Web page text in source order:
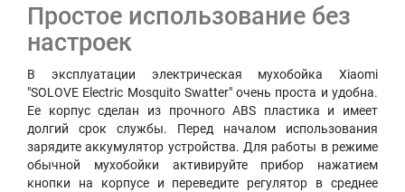
Простое использование без
настроек
В эксплуатации электрическая мухобойка Xiaomi
"SOLOVE Electric Mosquito Swatter" очень проста и удобна.
Ее корпус сделан из прочного ABS пластика и имеет
долгий срок службы. Перед началом использования
зарядите аккумулятор устройства. Для работы в режиме
обычной мухобойки активируйте прибор нажатием
кнопки на корпусе и переведите регулятор в среднее